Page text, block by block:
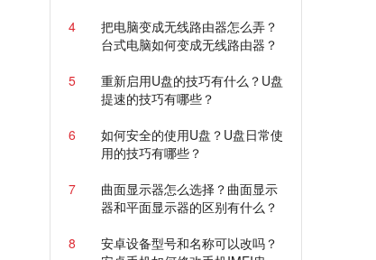
4
把电脑变成无线路由器怎么弄？
台式电脑如何变成无线路由器？
5
重新启用U盘的技巧有什么？U盘
提速的技巧有哪些？
6
如何安全的使用U盘？U盘日常使
用的技巧有哪些？
7
曲面显示器怎么选择？曲面显示
器和平面显示器的区别有什么？
8
安卓设备型号和名称可以改吗？